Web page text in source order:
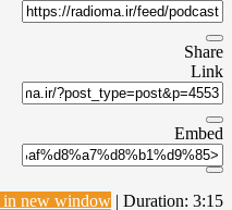
Share
Link
Embed
in new window | Duration: 3:15